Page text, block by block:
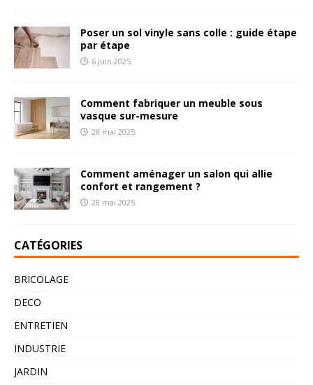
Poser un sol vinyle sans colle : guide étape
par étape
6 juin 2025
Comment fabriquer un meuble sous
vasque sur-mesure
28 mai 2025
Comment aménager un salon qui allie
confort et rangement ?
28 mai 2025
CATÉGORIES
BRICOLAGE
DECO
ENTRETIEN
INDUSTRIE
JARDIN